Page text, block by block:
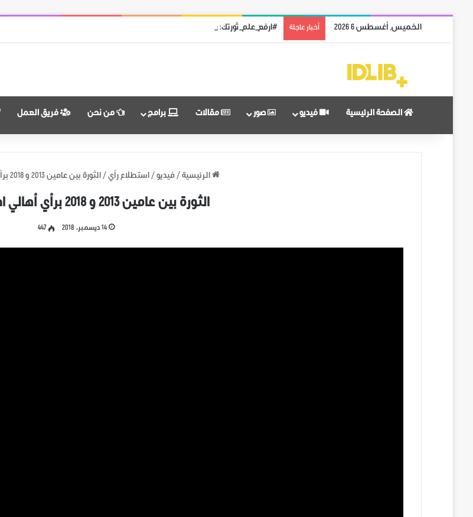
الخميس, أغسطس 6 2026 أخبار عاجلة #ارفع_علم_ثورتك: رمز النضال ووحدة الهدف
الصفحة الرئيسية فيديو صور مقالات برامج من نحن فريق العمل
الرئيسية / فيديو / استطلاع رأي / الثورة بين عامين 2013 و 2018 برأي أهالي ادلب وريفها
الثورة بين عامين 2013 و 2018 برأي أهالي ادلب وريفها
14 ديسمبر، 2018 447